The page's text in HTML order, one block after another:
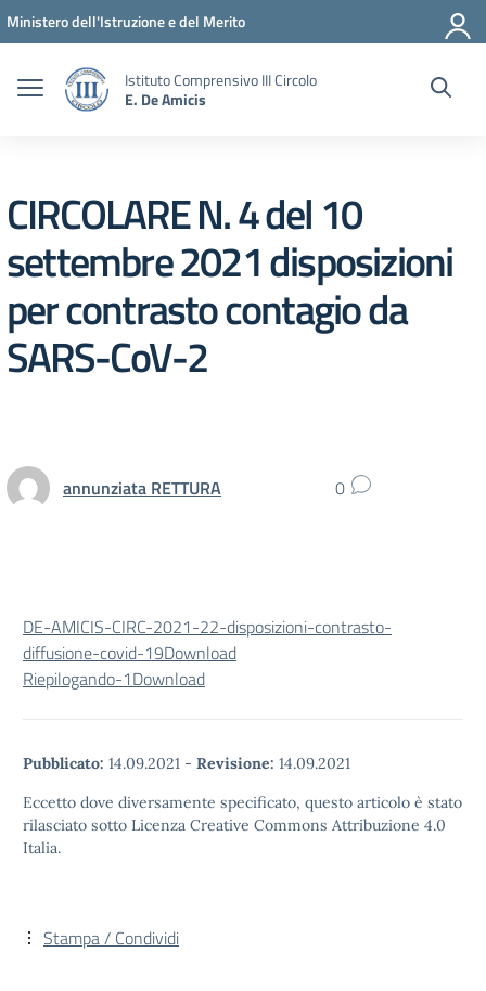
Vai ai contenuti
Vai al menu di navigazione
Vai al footer
Ministero dell'Istruzione e del Merito
Istituto Comprensivo III Circolo
E. De Amicis
CIRCOLARE N. 4 del 10
settembre 2021 disposizioni
per contrasto contagio da
SARS-CoV-2
annunziata RETTURA 0
DE-AMICIS-CIRC-2021-22-disposizioni-contrasto-
diffusione-covid-19Download
Riepilogando-1Download
Pubblicato: 14.09.2021 - Revisione: 14.09.2021
Eccetto dove diversamente specificato, questo articolo è stato
rilasciato sotto Licenza Creative Commons Attribuzione 4.0
Italia.
Stampa / Condividi